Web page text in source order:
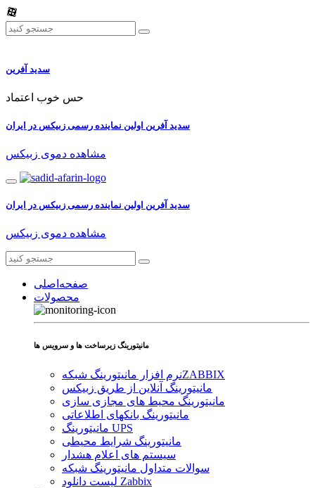
سدید آفرین
حس خوب اعتماد
سدید آفرین اولین نماینده رسمی زبیکس در ایران
مشاهده دموی زبیکس
سدید آفرین اولین نماینده رسمی زبیکس در ایران
مشاهده دموی زبیکس
صفحه‌اصلی
محصولات
مانیتورینگ زیرساخت ها و سرویس ها
نرم افزار مانیتورینگ شبکهZABBIX
مانیتورینگ آنلاین از طریق زبیکس
مانیتورینگ محیط های مجازی سازی
مانیتورینگ بانکهای اطلاعاتی
مانیتورینگ UPS
مانیتورینگ شرایط محیطی
سیستم های اعلام هشدار
سوالات متداول مانیتورینگ شبکه
لیست دانلود Zabbix